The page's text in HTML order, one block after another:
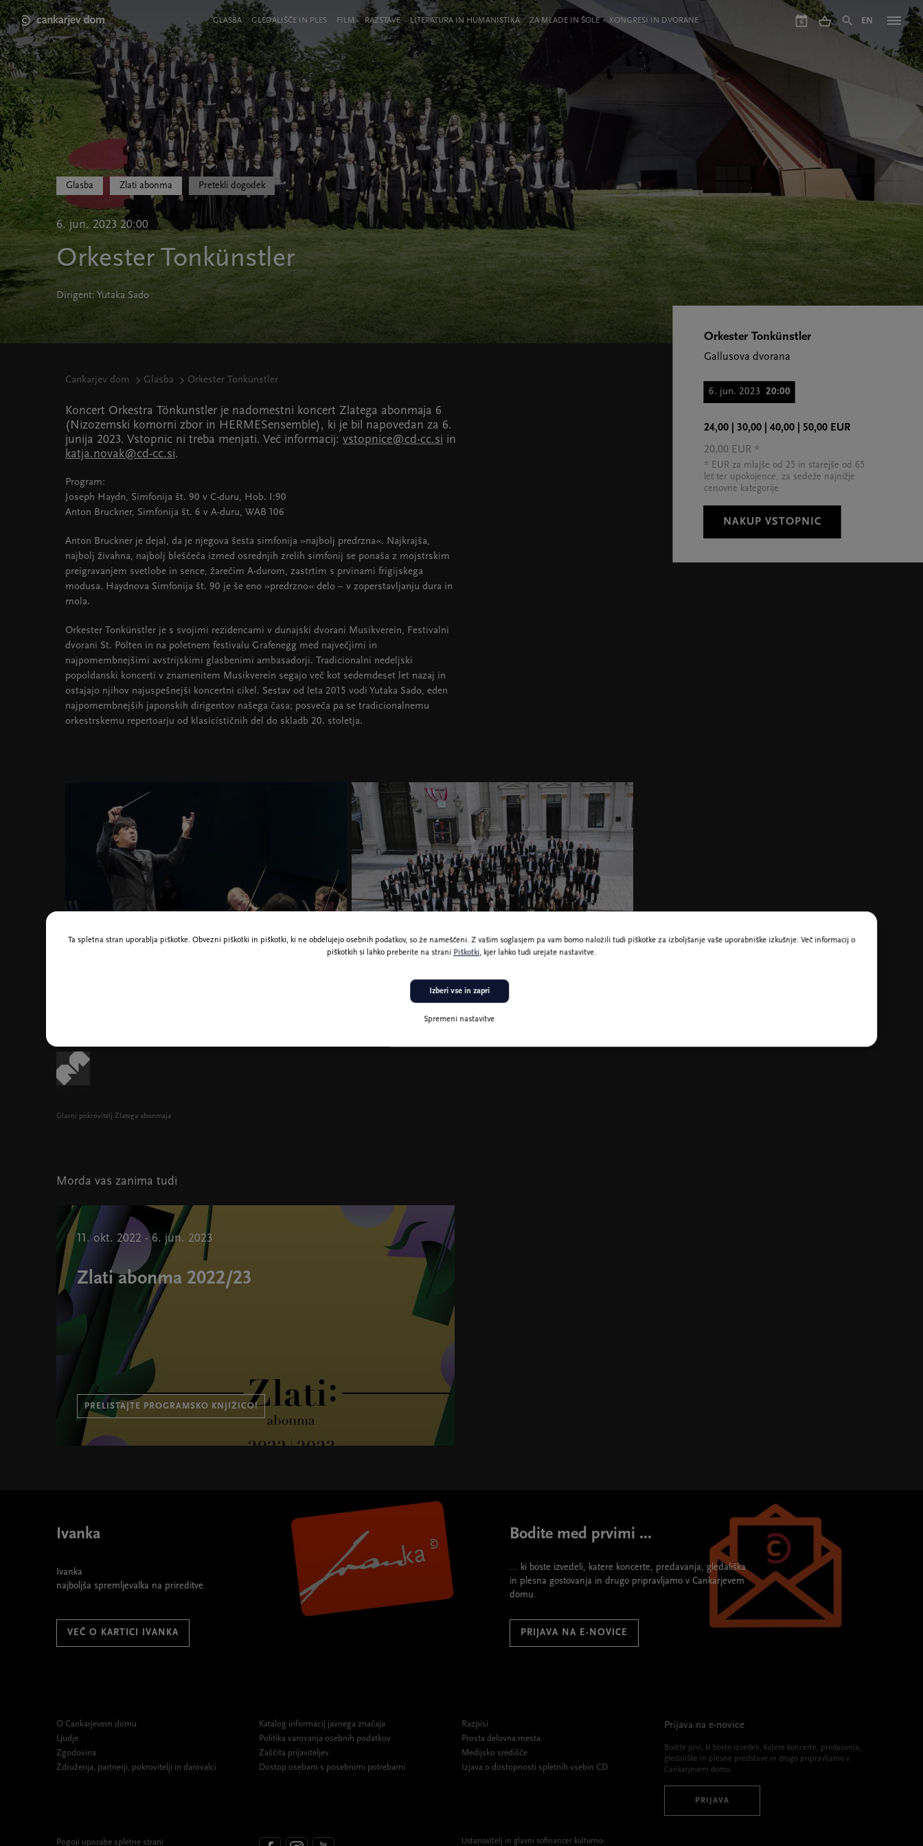
Skip
to
main
content
Meni
v
glavi
strani
GLASBA GLEDALIŠČE IN PLES FILM RAZSTAVE LITERATURA IN HUMANISTIKA ZA MLADE IN ŠOLE KONGRESI IN DVORANE 6 EN
Glasba Zlati abonma Pretekli dogodek
6. jun. 2023 20:00
Orkester Tonkünstler
Dirigent: Yutaka Sado
Cankarjev dom Glasba Orkester Tonkünstler
Koncert Orkestra Tönkunstler je nadomestni koncert Zlatega abonmaja 6
(Nizozemski komorni zbor in HERMESensemble), ki je bil napovedan za 6.
junija 2023. Vstopnic ni treba menjati. Več informacij: vstopnice@cd-cc.si in
katja.novak@cd-cc.si.
Program:
Joseph Haydn, Simfonija št. 90 v C-duru, Hob. I:90
Anton Bruckner, Simfonija št. 6 v A-duru, WAB 106
Anton Bruckner je dejal, da je njegova šesta simfonija »najbolj predrzna«. Najkrajša,
najbolj živahna, najbolj bleščeča izmed osrednjih zrelih simfonij se ponaša z mojstrskim
preigravanjem svetlobe in sence, žarečim A-durom, zastrtim s prvinami frigijskega
modusa. Haydnova Simfonija št. 90 je še eno »predrzno« delo – v zoperstavljanju dura in
mola.
Orkester Tonkünstler je s svojimi rezidencami v dunajski dvorani Musikverein, Festivalni
dvorani St. Pölten in na poletnem festivalu Grafenegg med največjimi in
najpomembnejšimi avstrijskimi glasbenimi ambasadorji. Tradicionalni nedeljski
popoldanski koncerti v znamenitem Musikverein segajo več kot sedemdeset let nazaj in
ostajajo njihov najuspešnejši koncertni cikel. Sestav od leta 2015 vodi Yutaka Sado, eden
najpomembnejših japonskih dirigentov našega časa; posveča pa se tradicionalnemu
orkestrskemu repertoarju od klasicističnih del do skladb 20. stoletja.
Orkester Tonkünstler
Gallusova dvorana
6. jun. 2023 20:00
24,00 | 30,00 | 40,00 | 50,00 EUR
20,00 EUR *
* EUR za mlajše od 25 in starejše od 65
let ter upokojence, za sedeže najnižje
cenovne kategorije
NAKUP VSTOPNIC
Glavni pokrovitelj Zlatega abonmaja
Morda vas zanima tudi
11. okt. 2022 - 6. jun. 2023
Zlati abonma 2022/23
PRELISTAJTE PROGRAMSKO KNJIŽICO!
Ivanka
Ivanka
najboljša spremljevalka na prireditve.
VEČ O KARTICI IVANKA
Bodite med prvimi ...
... ki boste izvedeli, katere koncerte, predavanja, gledališka
in plesna gostovanja in drugo pripravljamo v Cankarjevem
domu.
PRIJAVA NA E-NOVICE
O Cankarjevem domu
Ljudje
Zgodovina
Združenja, partnerji, pokrovitelji in darovalci
Katalog informacij javnega značaja
Politika varovanja osebnih podatkov
Zaščita prijaviteljev
Dostop osebam s posebnimi potrebami
Razpisi
Prosta delovna mesta
Medijsko središče
Izjava o dostopnosti spletnih vsebin CD
Prijava na e-novice
Bodite prvi, ki boste izvedeli, katere koncerte, predavanja,
gledališke in plesne predstave in drugo pripravljamo v
Cankarjevem domu.
PRIJAVA
Pogoji uporabe spletne strani
Ustanovitelj in glavni sofinancer kulturno-
Ta spletna stran uporablja piškotke. Obvezni piškotki in piškotki, ki ne obdelujejo osebnih podatkov, so že nameščeni. Z vašim soglasjem pa vam bomo naložili tudi piškotke za izboljšanje vaše uporabniške izkušnje. Več informacij o
piškotkih si lahko preberite na strani Piškotki, kjer lahko tudi urejate nastavitve.
Spremeni nastavitve
Izberi vse in zapri